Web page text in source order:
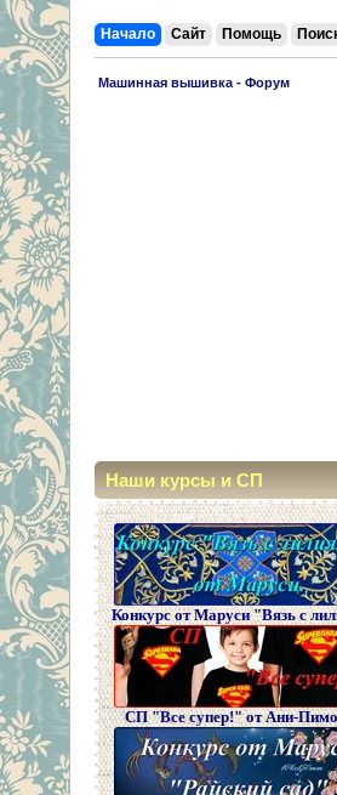
Начало Сайт Помощь
Машинная вышивка - Форум
Наши курсы и СП
Конкурс от Маруси "Вязь с
СП "Все супер!" от Ани-